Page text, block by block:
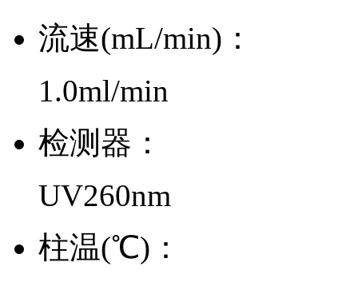
流速(mL/min)：
1.0ml/min
检测器：
UV260nm
柱温(℃)：